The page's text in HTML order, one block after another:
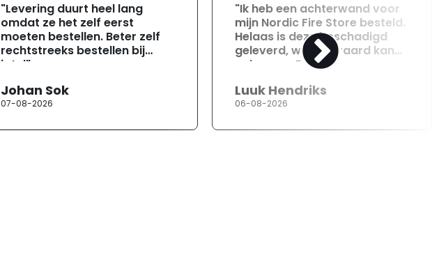
"Levering duurt heel lang
omdat ze het zelf eerst
moeten bestellen. Beter zelf
rechtstreeks bestellen bij
jotul"
Johan Sok
07-08-2026
"Ik heb een achterwand voor
mijn Nordic Fire Store besteld.
Helaas is deze beschadigd
geleverd, wat uiteraard kan
gebeuren. Direct na
opgenomen met de
klantenservice. Helaas
erg moeizaam; tussen de e-
Luuk Hendriks
06-08-2026